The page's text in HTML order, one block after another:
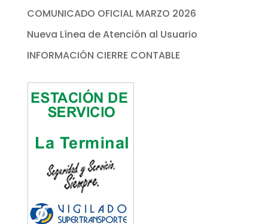
COMUNICADO OFICIAL MARZO 2026
Nueva Línea de Atención al Usuario
INFORMACIÓN CIERRE CONTABLE